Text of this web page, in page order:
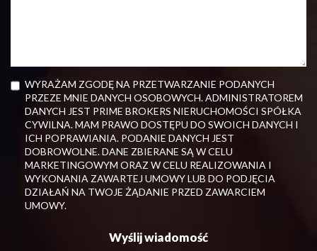
WYRAŻAM ZGODĘ NA PRZETWARZANIE PODANYCH
PRZEZE MNIE DANYCH OSOBOWYCH. ADMINISTRATOREM
DANYCH JEST PRIME BROKERS NIERUCHOMOŚCI SPÓŁKA
CYWILNA. MAM PRAWO DOSTĘPU DO SWOICH DANYCH I
ICH POPRAWIANIA. PODANIE DANYCH JEST
DOBROWOLNE. DANE ZBIERANE SĄ W CELU
MARKETINGOWYM ORAZ W CELU REALIZOWANIA I
WYKONANIA ZAWARTEJ UMOWY LUB DO PODJĘCIA
DZIAŁAŃ NA TWOJE ŻĄDANIE PRZED ZAWARCIEM
UMOWY.